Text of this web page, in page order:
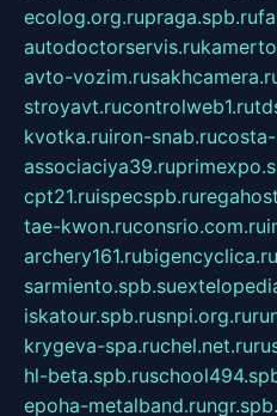
ecolog.org.rupraga.spb.ru
autodoctorservis.ru
avto-vozim.ru
stroyavt.rucontrolweb1.ru
kvotka.ruiron-snab.ru
associaciya39.ru
cpt21.ruispecspb.ru
tae-kwon.ruconsrio.com.ru
archery161.rubigencyclica.ru
sarmiento.spb.su
iskatour.spb.rusnpi.org.ru
krygeva-spa.ruchel.net.ru
hl-beta.spb.ru
epoha-metalband.ru